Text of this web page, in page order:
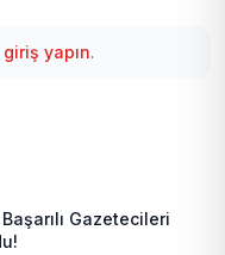
giriş yapın.
Başarılı Gazetecileri